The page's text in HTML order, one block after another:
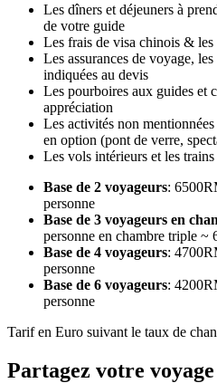
Les dîners et déjeuners à
de votre guide
Les frais de visa chinois & les
Les assurances de voyage,
indiquées au devis
Les pourboires aux guides et
appréciation
Les activités non
en option (pont de verre,
Les vols intérieurs et les trains
Base de 2 voyageurs:
personne
Base de 3 voyageurs en
personne en chambre triple ~
Base de 4 voyageurs:
personne
Base de 6 voyageurs:
personne
Tarif en Euro suivant le taux de
Partagez votre